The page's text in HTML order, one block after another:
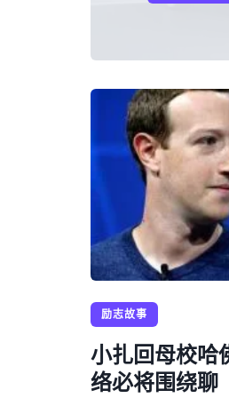
励志故事
小扎回母校哈
络必将围绕聊